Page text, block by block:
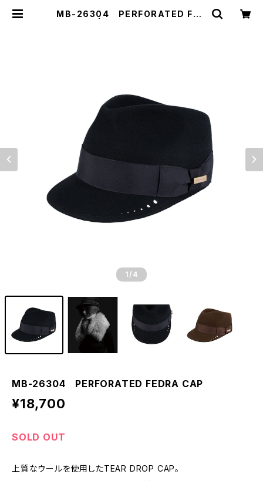
MB-26304 PERFORATED FED
1 /4
MB-26304 PERFORATED FEDRA CAP
¥18,700
SOLD OUT
上質なウールを使用したTEAR DROP CAP。